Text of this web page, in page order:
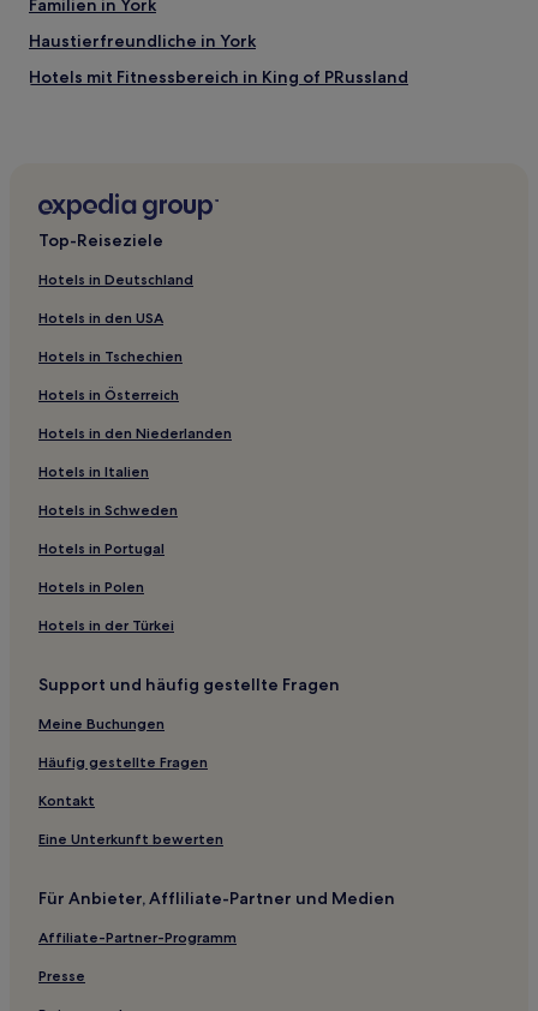
Familien in York
Haustierfreundliche in York
Hotels mit Fitnessbereich in King of PRussland
Günstige in Allentown
Hotels mit Fitnessbereich in Allentown
Familien in Great Valley
Hotels mit Pool in Hershey
Familien in Hershey
Hotels mit Pool in Manheim
Günstige in Manheim
Business in Scranton
Hotels mit Pool in Scranton
Hotels mit Fitnessbereich in State College
Hotels mit Parkplatz in State College
Haustierfreundliche in Williamsport
Günstige nahe Benjamin Franklin Parkway
Haustierfreundliche in Altoona
Hotels mit inbegriffenem Frühstück in Altoona
Günstige in Exton
Lgbtqia-Freundliche in Philadelphia
Familien in Philadelphia
Hotels mit inbegriffenem Frühstück in Philadelphia
Hotels mit inbegriffenem Frühstück in Gettysburg
Top-Reiseziele
Hotels in Deutschland
Hotels in den USA
Hotels in Tschechien
Hotels in Österreich
Hotels in den Niederlanden
Hotels in Italien
Hotels in Schweden
Hotels in Portugal
Hotels in Polen
Hotels in der Türkei
Support und häufig gestellte Fragen
Meine Buchungen
Häufig gestellte Fragen
Kontakt
Eine Unterkunft bewerten
Für Anbieter, Affliliate-Partner und Medien
Affiliate-Partner-Programm
Presse